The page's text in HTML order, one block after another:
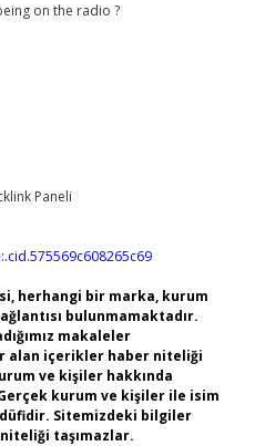
on the radio ?
herhangi bir marka, kurum
bulunmamaktadır.
makaleler
alan içerikler haber niteliği
ve kişiler hakkında
kurum ve kişiler ile isim
Sitemizdeki bilgiler
taşımazlar.